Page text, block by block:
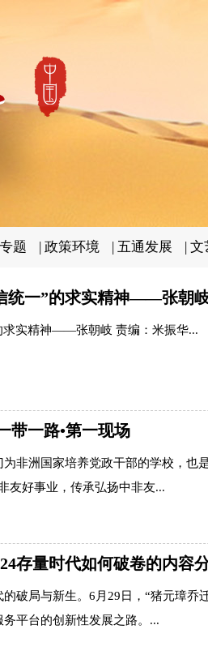
题 | 政策环境 | 五通发展 | 文
统一”的求实精神——张朝
求实精神——张朝岐 责编：米振华...
带一路•第一现场
非洲国家培养党政干部的学校，也
友好事业，传承弘扬中非友...
存量时代如何破卷的内容
破局与新生。6月29日，“猪元璋乔
平台的创新性发展之路。...